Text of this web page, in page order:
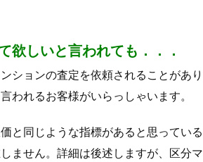
欲しいと言われても．．．
ションの査定を依頼されることがあり
われるお客様がいらっしゃいます。
と同じような指標があると思ってい
ません。詳細は後述しますが、区分